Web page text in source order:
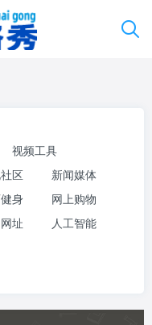
视频工具
区
新闻媒体
身
网上购物
址
人工智能